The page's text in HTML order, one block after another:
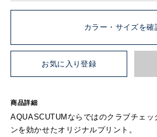
カラー・サイズを確
お気に入り登録
商品詳細
AQUASCUTUMならではのクラブチェ
ンを効かせたオリジナルプリント。